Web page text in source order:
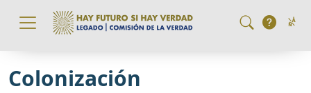
Pasar al contenido principal
Colonización